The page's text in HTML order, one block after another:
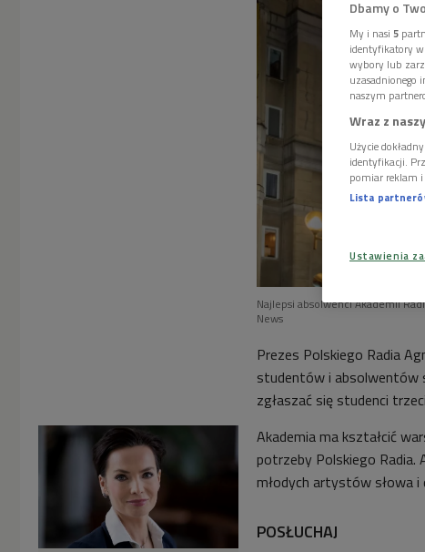
Najlepsi absolwenci Akademii
News
Prezes Polskiego Radia
studentów i absolwentów
zgłaszać się studenci
Akademia ma kształcić
potrzeby Polskiego Radia.
młodych artystów słowa i
POSŁUCHAJ
Dbamy o
My i nasi 5
identyfikatory
wybory lub
uzasadnionego
naszym
Wraz z
Użycie
identyfikacji.
pomiar reklam i
Lista
Ustawienia